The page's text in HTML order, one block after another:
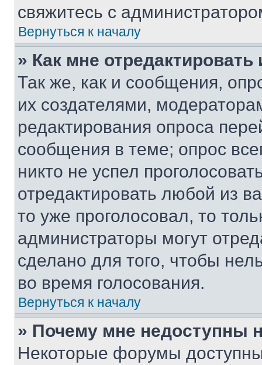
свяжитесь с
Вернуться к началу
» Как мне
Так же, как и сообщения,
их создателями,
редактирования опроса
сообщения в теме; опрос
никто не успел
отредактировать любой из
то уже проголосовал, то
администраторы могут
сделано для того, чтобы
во время голосования.
Вернуться к началу
» Почему мне недоступны
Некоторые форумы